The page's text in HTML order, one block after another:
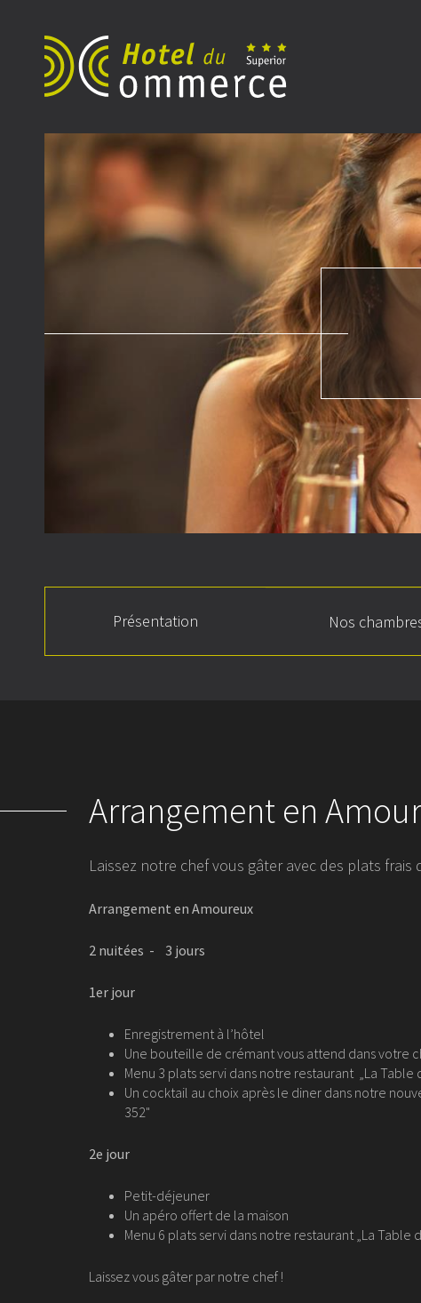
Présentation Nos
Arrangement en
Laissez notre chef vous gâter avec des plats frais
Arrangement en Amoureux
2 nuitées - 3 jours
1er jour
Enregistrement à l’hôtel
Une bouteille de crémant vous attend dans votre
Menu 3 plats servi dans notre restaurant „La Table
Un cocktail au choix après le diner dans notre
352"
2e jour
Petit-déjeuner
Un apéro offert de la maison
Menu 6 plats servi dans notre restaurant „La Table
Laissez vous gâter par notre chef !